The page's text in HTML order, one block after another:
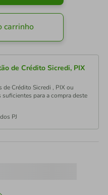
carrinho
de Crédito Sicredi, PIX
de Crédito Sicredi , PIX ou
para a compra deste
PJ